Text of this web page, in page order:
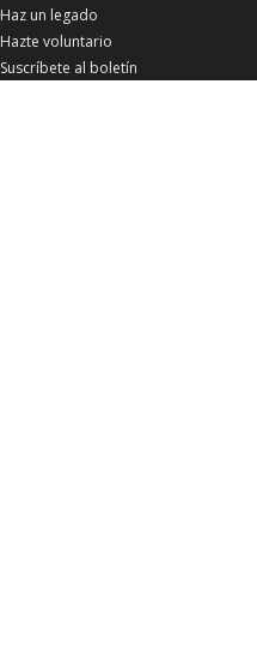
Haz un legado
Hazte voluntario
Suscríbete al boletín